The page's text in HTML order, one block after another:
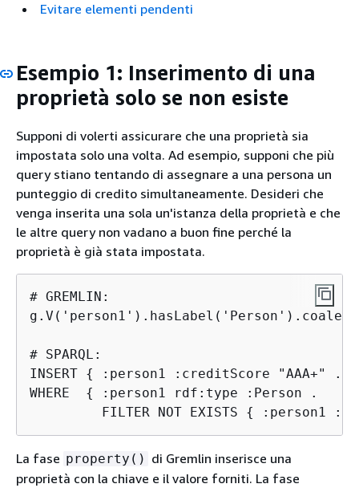
Evitare elementi pendenti
Esempio 1: Inserimento di una
proprietà solo se non esiste
Supponi di volerti assicurare che una proprietà sia
impostata solo una volta. Ad esempio, supponi che più
query stiano tentando di assegnare a una persona un
punteggio di credito simultaneamente. Desideri che
venga inserita una sola un'istanza della proprietà e che
le altre query non vadano a buon fine perché la
proprietà è già stata impostata.
# GREMLIN:
# SPARQL:
INSERT {
:person1 :creditScore "AAA+" .}
WHERE {
:person1 rdf:type :Person .
         FILTER NOT EXISTS
{ :person1
La fase property() di Gremlin inserisce una
proprietà con la chiave e il valore forniti. La fase